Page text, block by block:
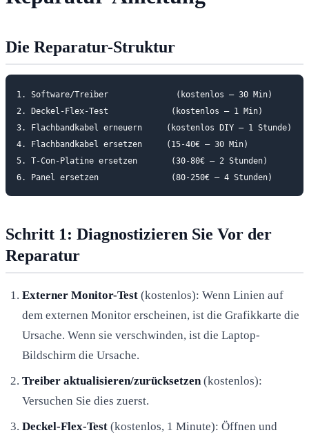
Die Reparatur-Struktur
1. Software/Treiber              (kostenlos — 30 Min)
2. Deckel-Flex-Test             (kostenlos — 1 Min)
3. Flachbandkabel erneuern     (kostenlos DIY — 1 Stunde)
4. Flachbandkabel ersetzen     (15-40€ — 30 Min)
5. T-Con-Platine ersetzen       (30-80€ — 2 Stunden)
Schritt 1: Diagnostizieren Sie Vor der
Reparatur
Externer Monitor-Test (kostenlos): Wenn Linien auf
dem externen Monitor erscheinen, ist die Grafikkarte die
Ursache. Wenn sie verschwinden, ist die Laptop-
Bildschirm die Ursache.
Treiber aktualisieren/zurücksetzen (kostenlos):
Versuchen Sie dies zuerst.
Deckel-Flex-Test (kostenlos, 1 Minute): Öffnen und